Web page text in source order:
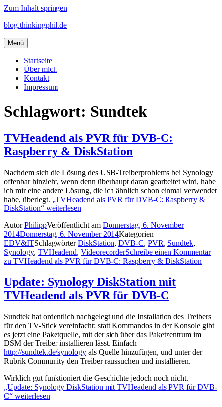
Zum Inhalt springen
blog.thinkingphil.de
Menü
Startseite
Über mich
Kontakt
Impressum
Schlagwort: Sundtek
TVHeadend als PVR für DVB-C:
Raspberry & DiskStation
Nachdem sich die Lösung des USB-Treiberproblems bei Synology
offenbar hinzieht, wenn denn überhaupt daran gearbeitet wird, habe
ich mir eine andere Lösung, die ich ähnlich schon einmal verwendet
habe, überlegt. „TVHeadend als PVR für DVB-C: Raspberry &
DiskStation“ weiterlesen
AutorPhilippVeröffentlicht am Donnerstag, 6. November
2014Donnerstag, 6. November 2014Kategorien
EDV&ITSchlagwörterDiskStation, DVB-C, PVR, Sundtek,
Synology, TVHeadend, VideorecorderSchreibe einen Kommentar
zu TVHeadend als PVR für DVB-C: Raspberry & DiskStation
Update: Synology DiskStation mit
TVHeadend als PVR für DVB-C
Sundtek hat ordentlich nachgelegt und die Installation des Treibers
für den TV-Stick vereinfacht: statt Kommandos in der Konsole gibt
es jetzt eine Paketquelle, mit der sich über das Paketzentrum im
DSM der Treiber installieren lässt. Einfach
http://sundtek.de/synology als Quelle hinzufügen, und unter der
Rubrik Community den Treiber raussuchen und installieren.
Wirklich gut funktioniert die Geschichte jedoch noch nicht.
„Update: Synology DiskStation mit TVHeadend als PVR für DVB-
C“ weiterlesen